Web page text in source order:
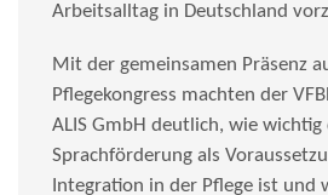
Arbeitsalltag in Deutschland
Mit der gemeinsamen Präsenz
Pflegekongress machten der
ALIS GmbH deutlich, wie
Sprachförderung als
Integration in der Pflege ist und